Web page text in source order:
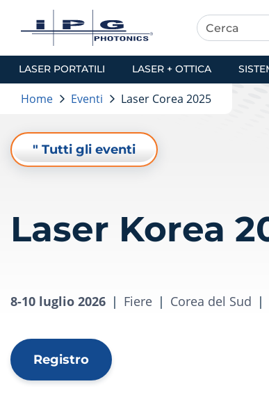
LASER PORTATILI LASER + OTTICA
Home Eventi Laser Corea 2025
" Tutti gli eventi
Laser Korea
8-10 luglio 2026 | Fiere | Corea del Sud |
Registro